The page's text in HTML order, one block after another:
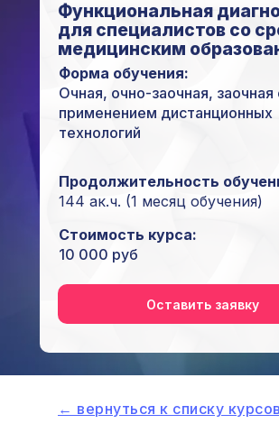
Функциональная
для специалистов со
медицинским
Форма обучения:
Очная, очно-заочная, заочная
применением дистанционных
технологий
Стоимость курса:
10 000 руб
Оставить заявку
Продолжительность
144 ак.ч. (1 месяц обучения)
← вернуться к списку курсов